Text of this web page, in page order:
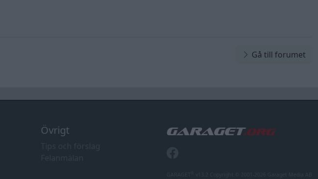
Gå till forumet
Övrigt